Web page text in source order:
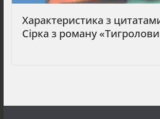
Характеристика з
Сірка з роману